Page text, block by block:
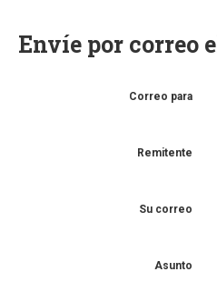
Envíe por correo
Correo para
Remitente
Su correo
Asunto